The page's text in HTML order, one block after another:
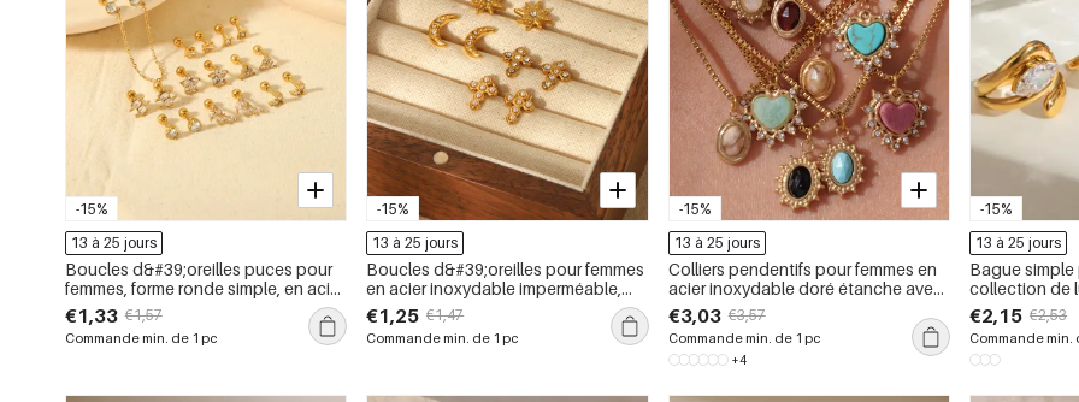
-15%
13 à 25 jours
Boucles d&#39;oreilles puces pour
femmes, forme ronde simple, en acier
inoxydable, étanches, couleur or
€1,33 €1,57
Commande min. de 1 pc
-15%
13 à 25 jours
Boucles d&#39;oreilles pour femmes
en acier inoxydable imperméable,
forme étoile simple
€1,25 €1,47
Commande min. de 1 pc
-15%
13 à 25 jours
Colliers pendentifs pour femmes en
acier inoxydable doré étanche avec
pierre naturelle et cœur radieux
€3,03 €3,57
Commande min. de 1 pc
+4
-15%
13 à 25 jours
Bague simple
collection de
inoxydable
ornée de
€2,15 €2,53
Commande min.